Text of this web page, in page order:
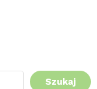
Szukaj